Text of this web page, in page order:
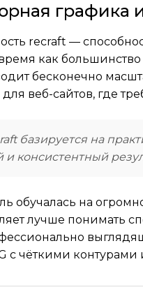
графика
recraft —
как
бесконечно
веб-сайтов, где
базируется на
консистентный
обучалась на
лучше понимать
с чёткими